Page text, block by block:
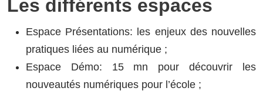
Les différents espaces
Espace Présentations: les enjeux des nouvelles
pratiques liées au numérique ;
Espace Démo: 15 mn pour découvrir les
nouveautés numériques pour l’école ;